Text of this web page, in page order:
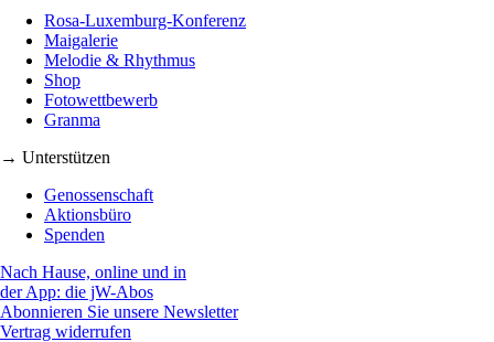
Rosa-Luxemburg-Konferenz
Maigalerie
Melodie & Rhythmus
Shop
Fotowettbewerb
Granma
→ Unterstützen
Genossenschaft
Aktionsbüro
Spenden
Nach Hause, online und in
der App: die jW-Abos
Abonnieren Sie unsere Newsletter
Vertrag widerrufen